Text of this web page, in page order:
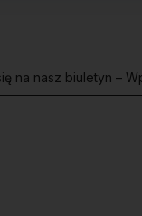
na nasz biuletyn –